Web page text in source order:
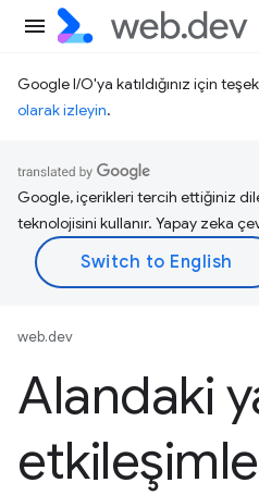
Google I/O'ya katıldığınız için
olarak izleyin.
Google, içerikleri tercih ettiğiniz
teknolojisini kullanır. Yapay zeka
web.dev
Alandaki